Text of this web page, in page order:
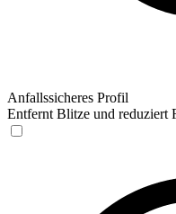
Anfallssicheres Profil
Entfernt Blitze und reduziert